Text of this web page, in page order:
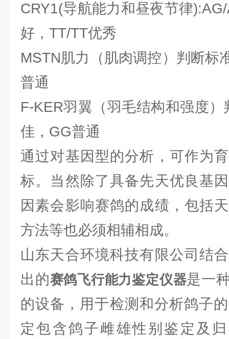
CRY1(导航能力和昼夜节律
好，TT/TT优秀
MSTN肌力（肌肉调控）判断标
普通
F-KER羽翼（羽毛结构和强度
佳，GG普通
通过对基因型的分析，可作为
标。当然除了具备先天优良基
因素会影响赛鸽的成绩，包括
方法等也必须相辅相成。
山东天合环境科技有限公司结
出的赛鸽飞行能力鉴定仪器是一
的设备，用于检测和分析鸽子
定包含鸽子雌雄性别鉴定及